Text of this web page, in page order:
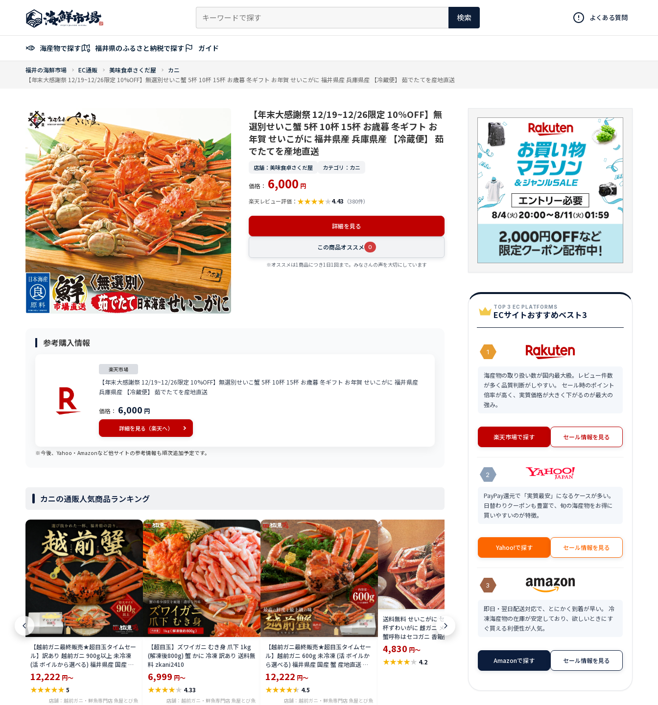
ン
へ
検索 よくある質問
海産物で探す 福井県のふるさと納税で探す ガイド
福井の海鮮市場 EC通販 美味食卓さくだ屋
カニ
【年末大感謝祭 12/19~12/26限定 10%OFF】無選別せいこ蟹 5杯 10杯 15杯 お歳暮 冬ギフト お年賀 せいこがに 福井県産 兵庫県産 【冷蔵便】 茹でたてを産地直送
【年末大感謝祭 12/19~12/26限定 10%OFF】無
選別せいこ蟹 5杯 10杯 15杯 お歳暮 冬ギフト お
年賀 せいこがに 福井県産 兵庫県産 【冷蔵便】 茹
でたてを産地直送
店舗：美味食卓さくだ屋 カテゴリ：カニ
価格： 6,000 円
楽天レビュー評価： ★★★★★4.43 （380件）
詳細を見る
この商品オススメ 0
※オススメは1商品につき1日1回まで。みなさんの声を大切にしています
参考購入情報
楽天市場
【年末大感謝祭 12/19~12/26限定 10%OFF】無選別せいこ蟹 5杯 10杯 15杯 お歳暮 冬ギフト お年賀 せいこがに 福井県産
兵庫県産 【冷蔵便】 茹でたてを産地直送
価格： 6,000 円
詳細を見る（楽天へ）
※今後、Yahoo・Amazonなど他サイトの参考情報も順次追加予定です。
カニの通販人気商品ランキング
【越前ガニ最終販売★超目玉タイムセー
ル】訳あり 越前ガニ 900g以上 未冷凍
(活 ボイルから選べる) 福井県産 国産 産
地直送 脚折れ 訳ありカニ 越前がに ズワ
イガニ 越前 かに 送料無料 etz-900w
12,222 円～
★★★★★5
店舗：越前ガニ・鮮魚専門店 魚屋とび魚
【超目玉】ズワイガニ むき身 爪下 1kg
(解凍後800g) 蟹 かに 冷凍 訳あり 送料無
料 zkani2410
6,999 円～
★★★★★ 4.33
店舗：越前ガニ・鮮魚専門店 魚屋とび魚
【越前ガニ最終販売★超目玉タイムセー
ル】越前ガニ 600g 未冷凍 (活 ボイルか
ら選べる) 福井県産 国産 蟹 産地直送 ズ
ワイガニ 越前がに 越前 かに カニ 脚 肩
爪 鍋 送料無料etizengani600
12,222 円～
★★★★★ 4.5
店舗：越前ガニ・鮮魚専門店 魚屋とび魚
送料無料 せいこがに セイコ 蟹Mサイズ2
杯ずわいがに 雌ガニ メス ガニ が せいこ
蟹呼称はセコガニ 香箱蟹 こっぺがに せ
こがに 親がに メガニ コウバコガニめが
に せこ蟹 こうばこがに 香箱ガニ 外子 内
子限定 楽天 通販 価格 特価 販売 お土産
4,830 円～
★★★★★ 4.2
き身と味噌がたっぷり♪越前のカニ丼
2,160
ぶ ずわい蟹
TOP 3 EC PLATFORMS
ECサイトおすすめベスト3
1
海産物の取り扱い数が国内最大級。レビュー件数
が多く品質判断がしやすい。 セール時のポイント
倍率が高く、実質価格が大きく下がるのが最大の
強み。
楽天市場で探す セール情報を見る
2
PayPay還元で「実質最安」になるケースが多い。
日替わりクーポンも豊富で、旬の海産物をお得に
買いやすいのが特徴。
Yahoo!で探す セール情報を見る
3
即日・翌日配送対応で、とにかく到着が早い。 冷
凍海産物の在庫が安定しており、欲しいときにす
ぐ買える利便性が人気。
Amazonで探す セール情報を見る